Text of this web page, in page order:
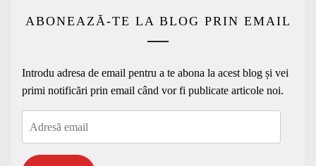
ABONEAZĂ-TE LA BLOG PRIN EMAIL
Introdu adresa de email pentru a te abona la acest blog și vei
primi notificări prin email când vor fi publicate articole noi.